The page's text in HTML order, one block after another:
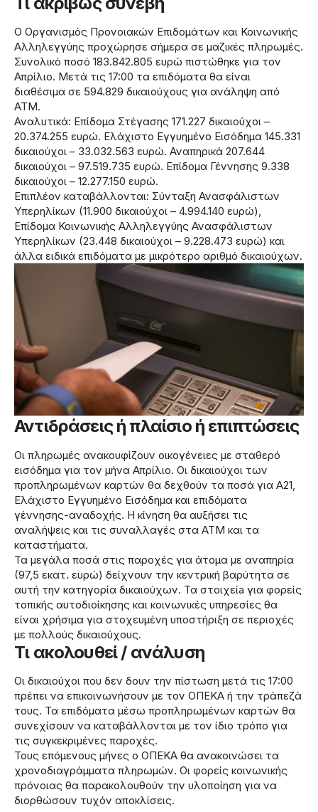
Ο Οργανισμός Προνοιακών Επιδομάτων και Κοινωνικής
Αλληλεγγύης προχώρησε σήμερα σε μαζικές πληρωμές.
Συνολικό ποσό 183.842.805 ευρώ πιστώθηκε για τον
Απρίλιο. Μετά τις 17:00 τα επιδόματα θα είναι
διαθέσιμα σε 594.829 δικαιούχους για ανάληψη από
ATM.
Αναλυτικά: Επίδομα Στέγασης 171.227 δικαιούχοι –
20.374.255 ευρώ. Ελάχιστο Εγγυημένο Εισόδημα 145.331
δικαιούχοι – 33.032.563 ευρώ. Αναπηρικά 207.644
δικαιούχοι – 97.519.735 ευρώ. Επίδομα Γέννησης 9.338
δικαιούχοι – 12.277.150 ευρώ.
Επιπλέον καταβάλλονται: Σύνταξη Ανασφάλιστων
Υπερηλίκων (11.900 δικαιούχοι – 4.994.140 ευρώ),
Επίδομα Κοινωνικής Αλληλεγγύης Ανασφάλιστων
Υπερηλίκων (23.448 δικαιούχοι – 9.228.473 ευρώ) και
άλλα ειδικά επιδόματα με μικρότερο αριθμό δικαιούχων.
Αντιδράσεις ή πλαίσιο ή επιπτώσεις
Οι πληρωμές ανακουφίζουν οικογένειες με σταθερό
εισόδημα για τον μήνα Απρίλιο. Οι δικαιούχοι των
προπληρωμένων καρτών θα δεχθούν τα ποσά για Α21,
Ελάχιστο Εγγυημένο Εισόδημα και επιδόματα
γέννησης-αναδοχής. Η κίνηση θα αυξήσει τις
αναλήψεις και τις συναλλαγές στα ΑΤΜ και τα
καταστήματα.
Τα μεγάλα ποσά στις παροχές για άτομα με αναπηρία
(97,5 εκατ. ευρώ) δείχνουν την κεντρική βαρύτητα σε
αυτή την κατηγορία δικαιούχων. Τα στοιχείa για φορείς
τοπικής αυτοδιοίκησης και κοινωνικές υπηρεσίες θα
είναι χρήσιμα για στοχευμένη υποστήριξη σε περιοχές
με πολλούς δικαιούχους.
Τι ακολουθεί / ανάλυση
Οι δικαιούχοι που δεν δουν την πίστωση μετά τις 17:00
πρέπει να επικοινωνήσουν με τον ΟΠΕΚΑ ή την τράπεζά
τους. Τα επιδόματα μέσω προπληρωμένων καρτών θα
συνεχίσουν να καταβάλλονται με τον ίδιο τρόπο για
τις συγκεκριμένες παροχές.
Τους επόμενους μήνες ο ΟΠΕΚΑ θα ανακοινώσει τα
χρονοδιαγράμματα πληρωμών. Οι φορείς κοινωνικής
πρόνοιας θα παρακολουθούν την υλοποίηση για να
διορθώσουν τυχόν αποκλίσεις.